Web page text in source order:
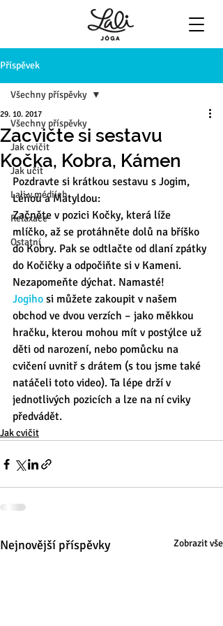
Příspěvek
Všechny příspěvky
Jak cvičit
Jak učit
Lali v médiích
Relaxace
Ostatní
Všechny příspěvky
Zacvičte si sestavu
Kočka, Kobra, Kámen
29. 10. 2017
Pozdravte si krátkou sestavu s Jogim,
Léňou a Matyldou:
Začněte v pozici Kočky, která líže
mlíčko, až se protáhněte dolů na bříško
do Kobry. Pak se odtlačte od dlaní zpátky
do Kočičky a odpočiňte si v Kameni.
Nezapomeňte dýchat. Namasté!
Jogiho si můžete zakoupit v našem
obchod ve dvou verzích – jako měkkou
hračku, kterou mohou mít v postýlce už
děti od narození, nebo pomůcku na
cvičení uvnitř s drátem (s tou jsme také
natáčeli toto video). Ta lépe drží v
jednotlivých pozicích a lze na ní cviky
předvádět.
Jak cvičit
Nejnovější příspěvky Zobrazit vše